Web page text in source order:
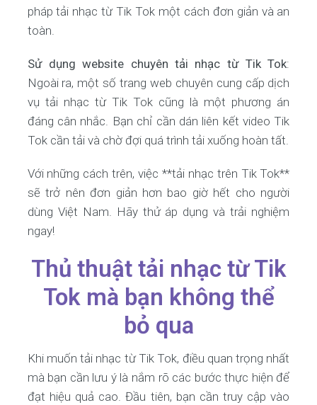
pháp tải nhạc từ Tik Tok một cách đơn giản và an
toàn.
Sử dụng website chuyên tải nhạc từ Tik Tok:
Ngoài ra, một số trang web chuyên cung cấp dịch
vụ tải nhạc từ Tik Tok cũng là một phương án
đáng cân nhắc. Bạn chỉ cần dán liên kết video Tik
Tok cần tải và chờ đợi quá trình tải xuống hoàn tất.
Với những cách trên, việc **tải nhạc trên Tik Tok**
sẽ trở nên đơn giản hơn bao giờ hết cho người
dùng Việt Nam. Hãy thử áp dụng và trải nghiệm
ngay!
Thủ thuật tải nhạc từ Tik
Tok mà bạn không thể
bỏ qua
Khi muốn tải nhạc từ Tik Tok, điều quan trọng nhất
mà bạn cần lưu ý là nắm rõ các bước thực hiện để
đạt hiệu quả cao. Đầu tiên, bạn cần truy cập vào